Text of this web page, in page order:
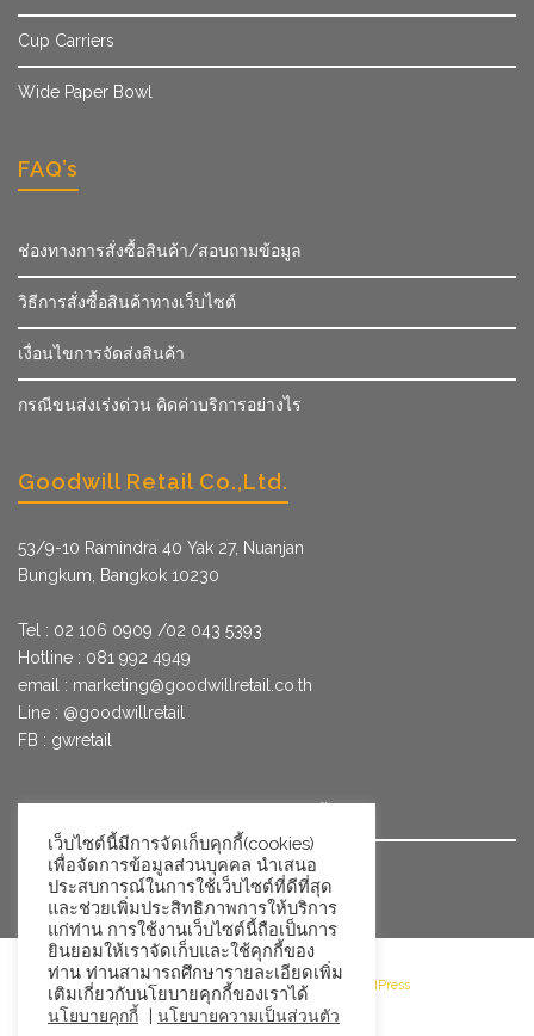
Cup Carriers
Wide Paper Bowl
FAQ’s
ช่องทางการสั่งซื้อสินค้า/สอบถามข้อมูล
วิธีการสั่งซื้อสินค้าทางเว็บไซต์
เงื่อนไขการจัดส่งสินค้า
กรณีขนส่งเร่งด่วน คิดค่าบริการอย่างไร
Goodwill Retail Co.,Ltd.
53/9­-10 Ramindra 40 Yak 27, Nuanjan
Bungkum, Bangkok 10230
Tel : 02 106 0909 /02 043 5393
Hotline : 081 992 4949
email : marketing@goodwillretail.co.th
Line : @goodwillretail
FB : gwretail
นโยบายข้อมูลส่วนบุคคล
©2026 Goodwill Retail · Powered by WordPress
เว็บไซต์นี้มีการจัดเก็บคุกกี้(cookies)
เพื่อจัดการข้อมูลส่วนบุคคล นำเสนอ
ประสบการณ์ในการใช้เว็บไซต์ที่ดีที่สุด
และช่วยเพิ่มประสิทธิภาพการให้บริการ
แก่ท่าน การใช้งานเว็บไซต์นี้ถือเป็นการ
ยินยอมให้เราจัดเก็บและใช้คุกกี้ของ
ท่าน ท่านสามารถศึกษารายละเอียดเพิ่ม
เติมเกี่ยวกับนโยบายคุกกี้ของเราได้
นโยบายคุกกี้ | นโยบายความเป็นส่วนตัว